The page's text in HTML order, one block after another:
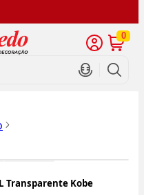
0
Transparente Kobe